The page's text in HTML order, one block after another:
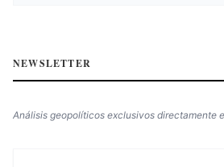
NEWSLETTER
Análisis geopolíticos exclusivos directamente